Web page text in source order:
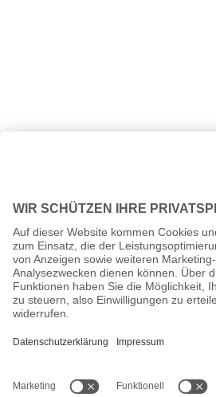
ggf. Nachnahmegebühren, wenn nicht